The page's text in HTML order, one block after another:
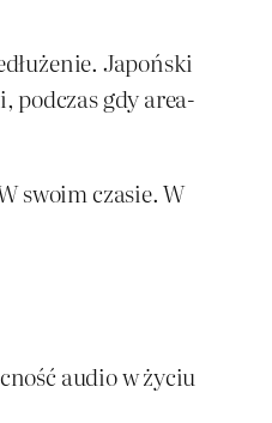
Japoński
podczas gdy area-
swoim czasie. W
audio w życiu